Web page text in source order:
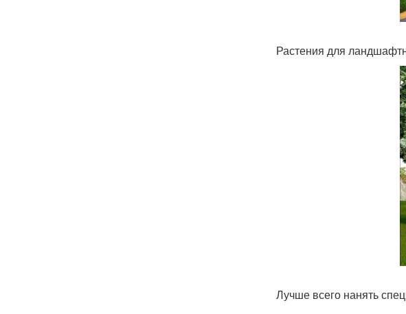
Растения для
Лучше всего нанять